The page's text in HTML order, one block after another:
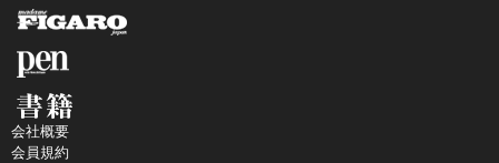
会社概要
会員規約